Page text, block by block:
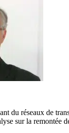
du réseaux de
sur la remontée